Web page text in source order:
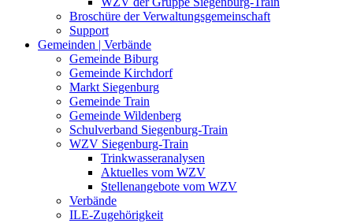
Broschüre der Verwaltungsgemeinschaft
Support
Gemeinden | Verbände
Gemeinde Biburg
Gemeinde Kirchdorf
Markt Siegenburg
Gemeinde Train
Gemeinde Wildenberg
Schulverband Siegenburg-Train
WZV Siegenburg-Train
Trinkwasseranalysen
Aktuelles vom WZV
Stellenangebote vom WZV
Verbände
ILE-Zugehörigkeit